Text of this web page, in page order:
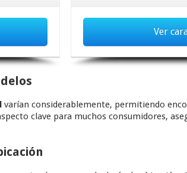
Ver
varían considerablemente, permitiendo
clave para muchos consumidores,